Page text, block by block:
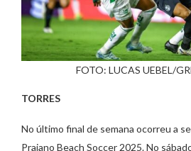
FOTO: LUCAS UEBEL/
TORRES
No último final de semana ocorreu a
Praiano Beach Soccer 2025. No